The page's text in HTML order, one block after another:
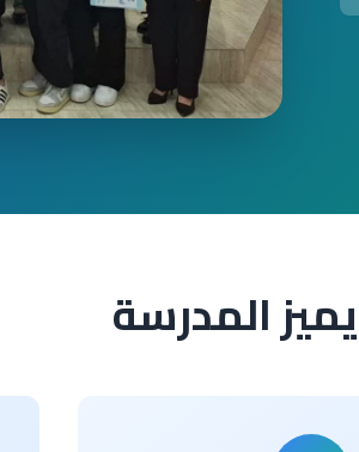
المدرسة